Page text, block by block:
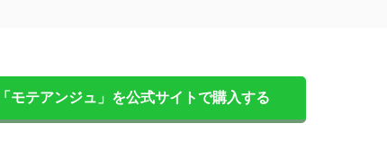
モテアンジュ」を公式サイトで購入する